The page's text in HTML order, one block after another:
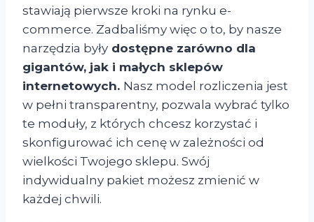
stawiają pierwsze kroki na rynku e-
commerce. Zadbaliśmy więc o to, by nasze
narzędzia były dostępne zarówno dla
gigantów, jak i małych sklepów
internetowych. Nasz model rozliczenia jest
w pełni transparentny, pozwala wybrać tylko
te moduły, z których chcesz korzystać i
skonfigurować ich cenę w zależności od
wielkości Twojego sklepu. Swój
indywidualny pakiet możesz zmienić w
każdej chwili.